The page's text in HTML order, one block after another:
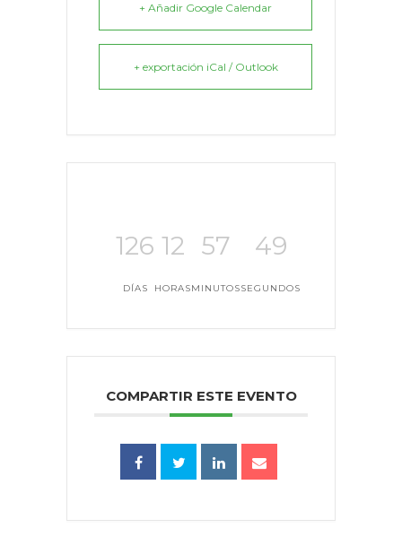
+ Añadir Google Calendar
+ exportación iCal / Outlook
126
DÍAS
12
HORAS
57
MINUTOS
49
SEGUNDOS
COMPARTIR ESTE EVENTO